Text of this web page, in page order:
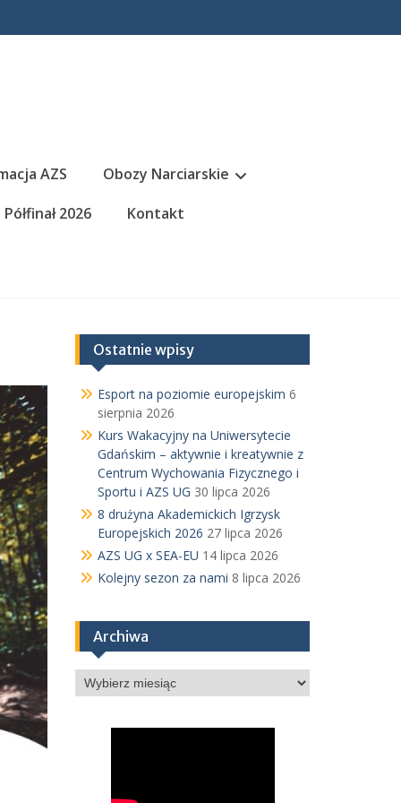
AZS
Obozy Narciarskie
2026
Kontakt
Ostatnie wpisy
Esport na poziomie europejskim 6
sierpnia 2026
Kurs Wakacyjny na Uniwersytecie
Gdańskim – aktywnie i kreatywnie z
Centrum Wychowania Fizycznego i
Sportu i AZS UG 30 lipca 2026
8 drużyna Akademickich Igrzysk
Europejskich 2026 27 lipca 2026
AZS UG x SEA-EU 14 lipca 2026
Kolejny sezon za nami 8 lipca 2026
Archiwa
Archiwa